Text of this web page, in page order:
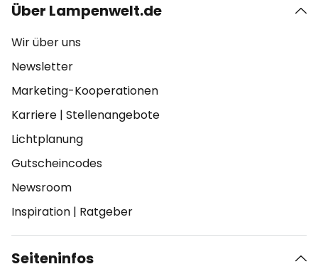
Über Lampenwelt.de
Wir über uns
Newsletter
Marketing-Kooperationen
Karriere | Stellenangebote
Lichtplanung
Gutscheincodes
Newsroom
Inspiration | Ratgeber
Seiteninfos